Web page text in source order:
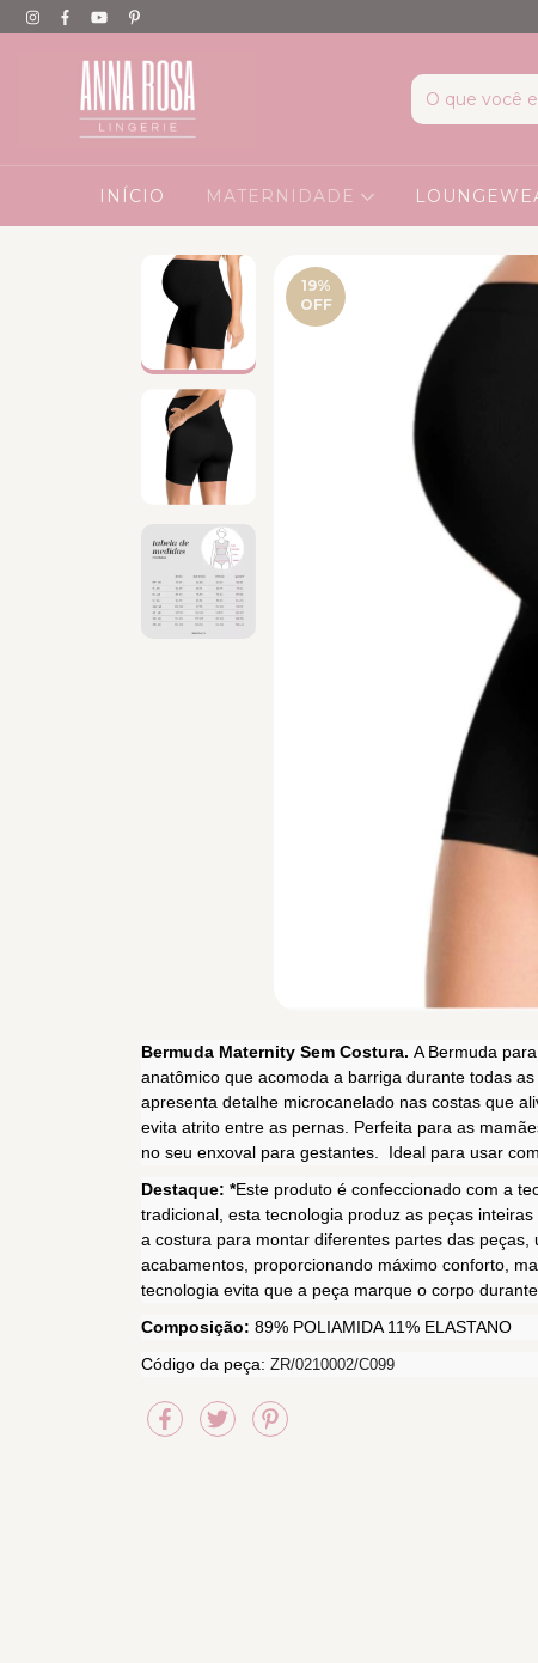
INÍCIO MATERNIDADE
19%
OFF
Bermuda Maternity Sem Costura. A Bermuda
anatômico que acomoda a barriga durante todas
apresenta detalhe microcanelado nas costas que
evita atrito entre as pernas. Perfeita para as
no seu enxoval para gestantes. Ideal para usar
Destaque: *Este produto é confeccionado com a
tradicional, esta tecnologia produz as peças
a costura para montar diferentes partes das
acabamentos, proporcionando máximo conforto,
tecnologia evita que a peça marque o corpo durante
Composição: 89% POLIAMIDA 11% ELASTANO
Código da peça: ZR/0210002/C099